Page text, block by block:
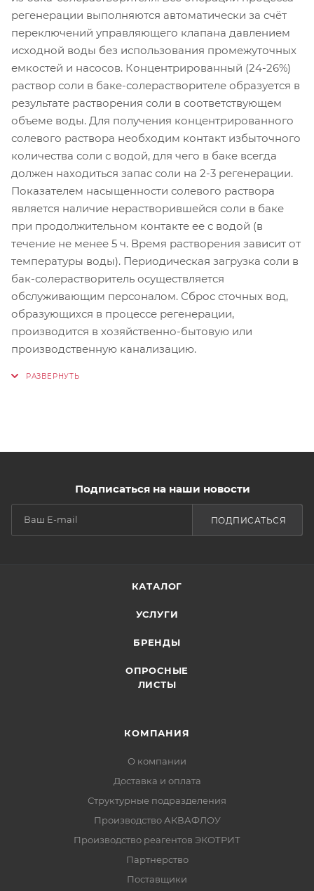
регенерации выполняются автоматически за счёт
переключений управляющего клапана давлением
исходной воды без использования промежуточных
емкостей и насосов. Концентрированный (24-26%)
раствор соли в баке-солерастворителе образуется в
результате растворения соли в соответствующем
объеме воды. Для получения концентрированного
солевого раствора необходим контакт избыточного
количества соли с водой, для чего в баке всегда
должен находиться запас соли на 2-3 регенерации.
Показателем насыщенности солевого раствора
является наличие нерастворившейся соли в баке
при продолжительном контакте ее с водой (в
течение не менее 5 ч. Время растворения зависит от
температуры воды). Периодическая загрузка соли в
бак-солерастворитель осуществляется
обслуживающим персоналом. Сброс сточных вод,
образующихся в процессе регенерации,
производится в хозяйственно-бытовую или
производственную канализацию.
Подписаться на наши новости
ПОДПИСАТЬСЯ
КАТАЛОГ
УСЛУГИ
БРЕНДЫ
ОПРОСНЫЕ
ЛИСТЫ
КОМПАНИЯ
О компании
Доставка и оплата
Структурные подразделения
Производство АКВАФЛОУ
Производство реагентов ЭКОТРИТ
Партнерство
Поставщики